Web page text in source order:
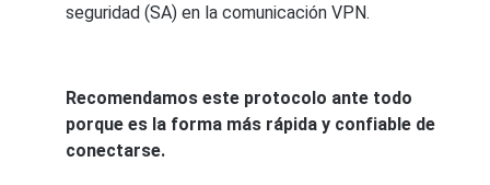
seguridad (SA) en la comunicación VPN.
Recomendamos este protocolo ante todo
porque es la forma más rápida y confiable de
conectarse.